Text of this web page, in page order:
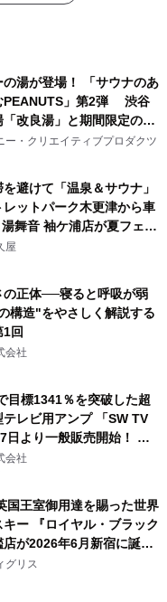
の湯が登場！ 「サウナのあ
PEANUTS」第2弾 渋谷
改良湯」と期間限定のコ
ョン サウナイキタイコラ
売決定！
ー・クリエイティブプロダクツ
避けて「温泉＆サウナ」
レットパーク木更津から車
舞音 袖ケ浦店が夏フェア
供
屋
の正体──寝ると呼吸が弱
構造"をやさしく解説する
1回
会社
目標1341％を突破した超
レビ用アンプ 「SW TV
日より一般販売開始！ ケ
なぐだけ、テレビの音が
会社
国王室御用達を賜った世界
ー 『ロイヤル・ブラック
店が2026年6月新宿に誕
ィ ジャパンと連携した
BAR Arca」
グリス